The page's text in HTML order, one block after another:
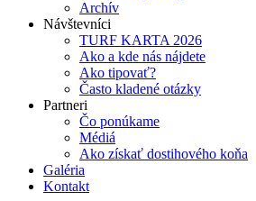
Archív
Návštevníci
TURF KARTA 2026
Ako a kde nás nájdete
Ako tipovať?
Často kladené otázky
Partneri
Čo ponúkame
Médiá
Ako získať dostihového koňa
Galéria
Kontakt